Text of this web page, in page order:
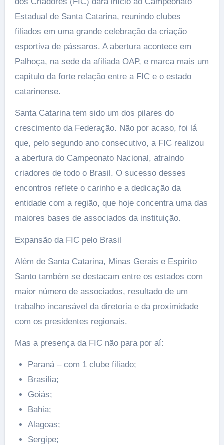
Estadual de Santa Catarina, reunindo clubes
filiados em uma grande celebração da criação
esportiva de pássaros. A abertura acontece em
Palhoça, na sede da afiliada OAP, e marca mais um
capítulo da forte relação entre a FIC e o estado
catarinense.
Santa Catarina tem sido um dos pilares do
crescimento da Federação. Não por acaso, foi lá
que, pelo segundo ano consecutivo, a FIC realizou
a abertura do Campeonato Nacional, atraindo
criadores de todo o Brasil. O sucesso desses
encontros reflete o carinho e a dedicação da
entidade com a região, que hoje concentra uma das
maiores bases de associados da instituição.
Expansão da FIC pelo Brasil
Além de Santa Catarina, Minas Gerais e Espírito
Santo também se destacam entre os estados com
maior número de associados, resultado de um
trabalho incansável da diretoria e da proximidade
com os presidentes regionais.
Mas a presença da FIC não para por aí:
Paraná – com 1 clube filiado;
Brasília;
Goiás;
Bahia;
Alagoas;
Sergipe;